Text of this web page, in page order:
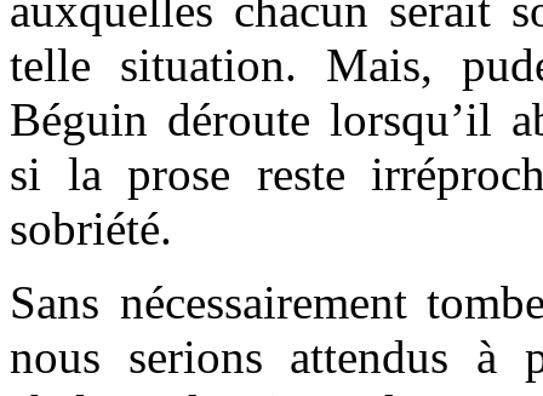
telle situation. Mais,
Béguin déroute lorsqu’il
si la prose reste
sobriété.
Sans nécessairement
nous serions attendus à